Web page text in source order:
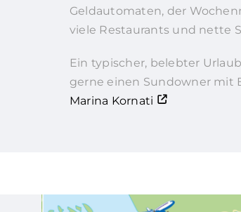
Geldautomaten, der
viele Restaurants und nette
Ein typischer, belebter
gerne einen Sundowner mit
Marina Kornati